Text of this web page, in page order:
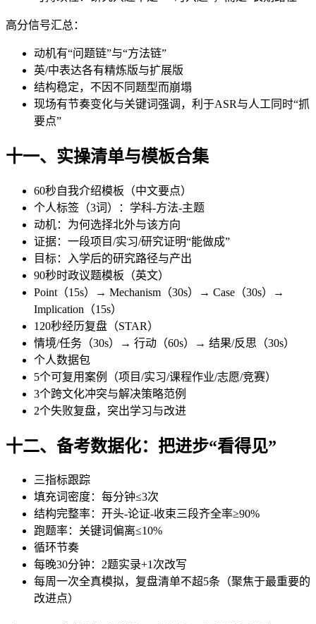
高分信号汇总：
动机有“问题链”与“方法链”
英/中表达各有精炼版与扩展版
结构稳定，不因不同题型而崩塌
现场有节奏变化与关键词强调，利于ASR与人工同时“抓
要点”
十一、实操清单与模板合集
60秒自我介绍模板（中文要点）
个人标签（3词）：学科-方法-主题
动机：为何选择北外与该方向
证据：一段项目/实习/研究证明“能做成”
目标：入学后的研究路径与产出
90秒时政议题模板（英文）
Point（15s）→ Mechanism（30s）→ Case（30s）→
Implication（15s）
120秒经历复盘（STAR）
情境/任务（30s）→ 行动（60s）→ 结果/反思（30s）
个人数据包
5个可复用案例（项目/实习/课程作业/志愿/竞赛）
3个跨文化冲突与解决策略范例
2个失败复盘，突出学习与改进
十二、备考数据化：把进步“看得见”
三指标跟踪
填充词密度：每分钟≤3次
结构完整率：开头-论证-收束三段齐全率≥90%
跑题率：关键词偏离≤10%
循环节奏
每晚30分钟：2题实录+1次改写
每周一次全真模拟，复盘清单不超5条（聚焦于最重要的
改进点）